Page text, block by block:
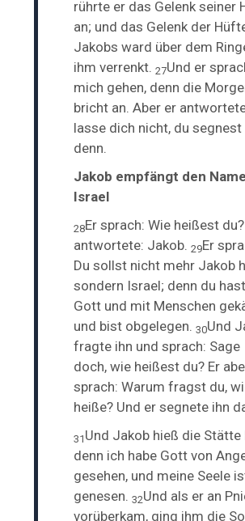
rührte er das Gelenk seiner
an; und das Gelenk der
Jakobs ward über dem
ihm verrenkt.27Und er
mich gehen, denn die
bricht an. Aber er
lasse dich nicht, du segnest
denn.
Jakob empfängt den
Israel
28Er sprach: Wie heißest
antwortete: Jakob.29Er
Dusollst nicht mehr Jakob
sondern Israel; denn du
Gott und mit Menschen
und bist obgelegen.30Und
fragte ihn und sprach: Sage
doch,wie heißest du? Er
sprach: Warum fragst du,
heiße? Und er segnete ihn
31 Und Jakob hieß die Stätte
denn ich habe Gott von
gesehen, und meine Seele
genesen.32Und als er an
vorüberkam, ging ihm die